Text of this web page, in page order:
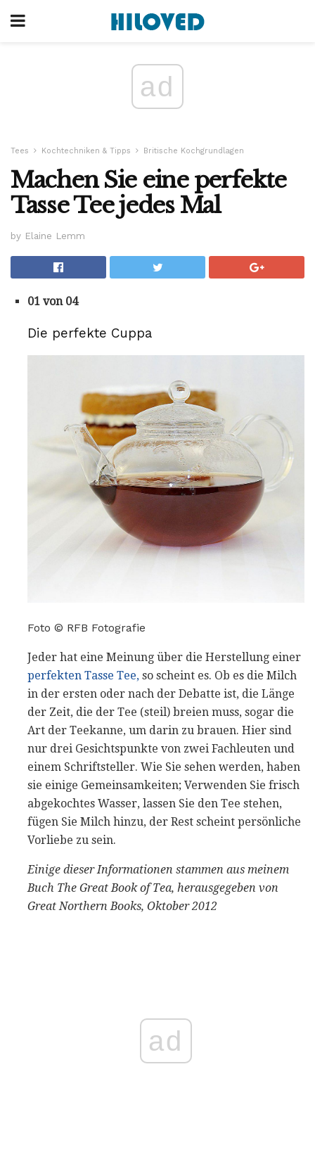
ad
Tees Kochtechniken & Tipps Britische Kochgrundlagen
Machen Sie eine perfekte
Tasse Tee jedes Mal
by Elaine Lemm
01 von 04
Die perfekte Cuppa
Foto © RFB Fotografie
Jeder hat eine Meinung über die Herstellung einer
perfekten Tasse Tee, so scheint es. Ob es die Milch
in der ersten oder nach der Debatte ist, die Länge
der Zeit, die der Tee (steil) breien muss, sogar die
Art der Teekanne, um darin zu brauen. Hier sind
nur drei Gesichtspunkte von zwei Fachleuten und
einem Schriftsteller. Wie Sie sehen werden, haben
sie einige Gemeinsamkeiten; Verwenden Sie frisch
abgekochtes Wasser, lassen Sie den Tee stehen,
fügen Sie Milch hinzu, der Rest scheint persönliche
Vorliebe zu sein.
Einige dieser Informationen stammen aus meinem
Buch The Great Book of Tea, herausgegeben von
Great Northern Books, Oktober 2012
ad